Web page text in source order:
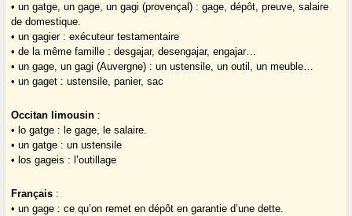
• un gatge, un gage, un gagi (provençal) : gage, dépôt, preuve, salaire
de domestique.
• un gagier : exécuteur testamentaire
• de la même famille : desgajar, desengajar, engajar…
• un gage, un gagi (Auvergne) : un ustensile, un outil, un meuble…
• un gaget : ustensile, panier, sac
Occitan limousin :
• lo gatge : le gage, le salaire.
• un gatge : un ustensile
• los gageis : l’outillage
Français :
• un gage : ce qu’on remet en dépôt en garantie d’une dette.